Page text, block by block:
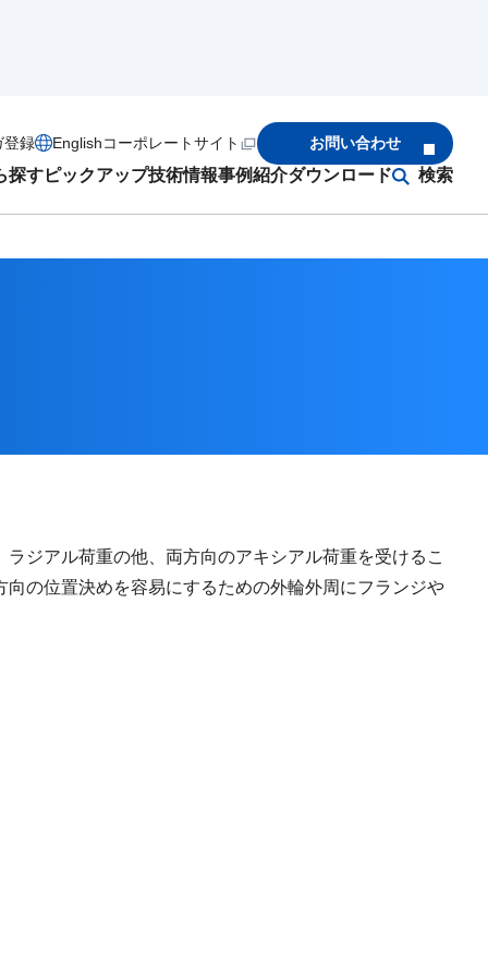
探すピックアップ技術情報事例紹介ダウンロード 検索
登録 Englishコーポレートサイト お問い合わせ
ジアル荷重の他、両方向のアキシアル荷重を受けるこ
の位置決めを容易にするための外輪外周にフランジや